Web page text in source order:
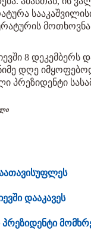
8 დეკემბერს
დღე
პრეზიდენტი
დააკავეს